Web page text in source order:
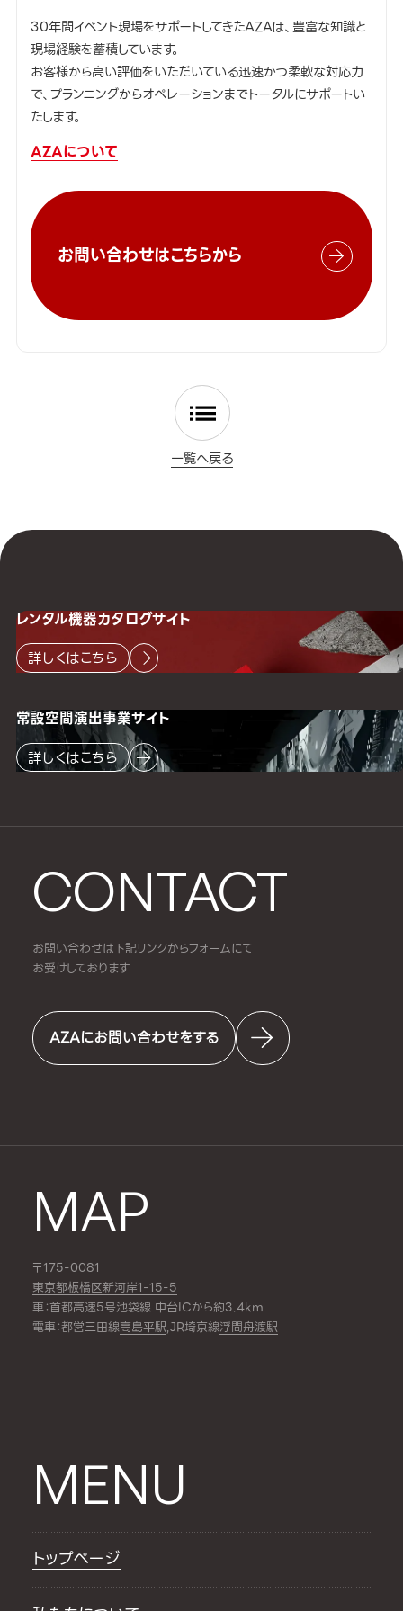
30年間イベント現場をサポートしてきたAZAは、豊富な知識と
現場経験を蓄積しています。
お客様から高い評価をいただいている迅速かつ柔軟な対応力
で、プランニングからオペレーションまでトータルにサポートい
たします。
AZAについて
お問い合わせはこちらから
一覧へ戻る
CONTACT
お問い合わせは下記リンクからフォームにて
お受けしております
AZAにお問い合わせをする
MAP
〒175-0081
東京都板橋区新河岸1-15-5
車：首都高速5号池袋線 中台ICから約3.4km
電車：都営三田線高島平駅,JR埼京線浮間舟渡駅
レンタル機器カタログサイト
詳しくはこちら
常設空間演出事業サイト
詳しくはこちら
MENU
トップページ